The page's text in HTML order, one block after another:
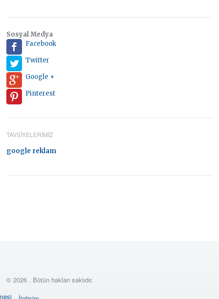
Sosyal Medya
Facebook
Twitter
Google +
Pinterest
TAVSIYELERIMIZ
google reklam
© 2026 . Bütün hakları saklıdır.